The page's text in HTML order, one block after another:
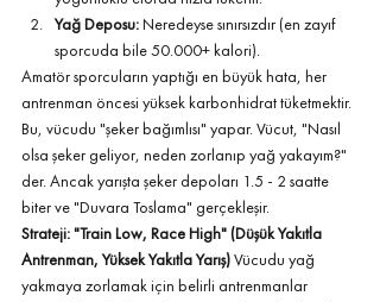
Yağ Deposu: Neredeyse sınırsızdır (en zayıf
sporcuda bile 50.000+ kalori).
Amatör sporcuların yaptığı en büyük hata, her
antrenman öncesi yüksek karbonhidrat tüketmektir.
Bu, vücudu "şeker bağımlısı" yapar. Vücut, "Nasıl
olsa şeker geliyor, neden zorlanıp yağ yakayım?"
der. Ancak yarışta şeker depoları 1.5 - 2 saatte
biter ve "Duvara Toslama" gerçekleşir.
Strateji: "Train Low, Race High" (Düşük Yakıtla
Antrenman, Yüksek Yakıtla Yarış) Vücudu yağ
yakmaya zorlamak için belirli antrenmanlar